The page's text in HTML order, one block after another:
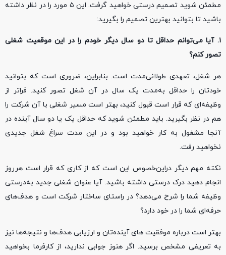
مطمئن شوید تصمیم درستی خواهید گرفت. این ۵ مورد را در نظر داشته
باشید تا بتوانید بهترین تصمیم را بگیرید:
۱. آیا می‌توانم حداقل تا دو سال دیگر خودم را در این موقعیت شغلی
تصور کنم؟
هر شغل، تعهدی طولانی‌مدت است. بنابراین، ضروری است که بتوانید
خودتان را حداقل به‌مدت یک سال در آن شغل تصور کنید. فراتر از
وظیفه‌‌ای که قرار است قبول کنید، بهتر است مسیر شغلی با آن شرکت را
هم در نظر بگیرید. باید مطمئن شوید که حداقل یک یا دو سال آینده در
آنجا مشغول به کار خواهید بود و در این مدت سراغ شغل جدیدی
نخواهید رفت.
نکته مهم دیگر دراین‌خصوص این است که از کاری که قرار است هرروز
انجام دهید درک درستی داشته باشید. آیا عنوان شغلی‌ جدید به‌درستی
وظیفه شما را شرح می‌دهد؟ در راستای ساختار شرکت است و هدف‌های
حرفه‌ای شما را در خود دارد؟
بهتر است درباره موفقیت های آینده‌تان و ارزیابی هدف‌ها و نتیجه‌ها نیز
به تعریفی مشخص برسید. اگر هنوز جوابی ندارید، از کارفرما بخواهید